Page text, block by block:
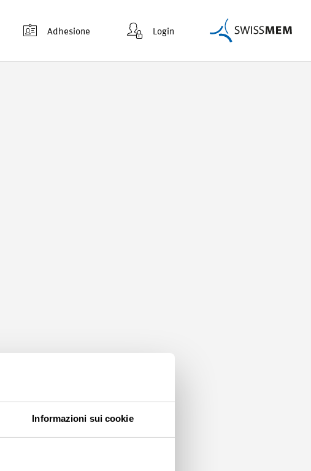
Informazioni sui cookie
Adhesione Login